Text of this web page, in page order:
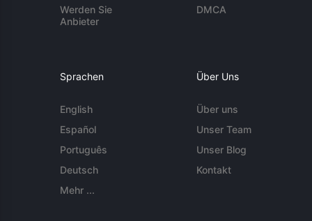
Werden Sie
Anbieter
DMCA
Sprachen
English
Español
Português
Deutsch
Mehr ...
Über Uns
Über uns
Unser Team
Unser Blog
Kontakt